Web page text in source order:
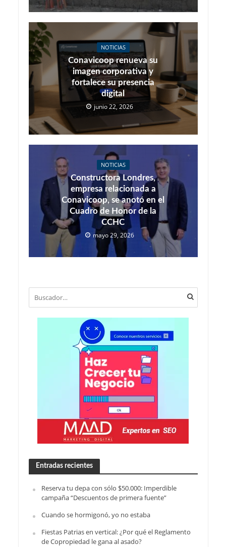
NOTICIAS
Conavicoop renueva su
imagen corporativa y
fortalece su presencia
digital
junio 22, 2026
NOTICIAS
Constructora Londres,
empresa relacionada a
Conavicoop, se anotó en el
Cuadro de Honor de la
CCHC
mayo 29, 2026
Entradas recientes
Reserva tu depa con sólo $50.000: Imperdible
campaña “Descuentos de primera fuente”
Cuando se hormigonó, yo no estaba
Fiestas Patrias en vertical: ¿Por qué el Reglamento
de Copropiedad le gana al asado?